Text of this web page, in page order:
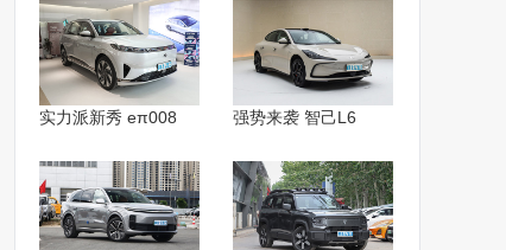
实力派新秀 eπ008 强势来袭 智己L6